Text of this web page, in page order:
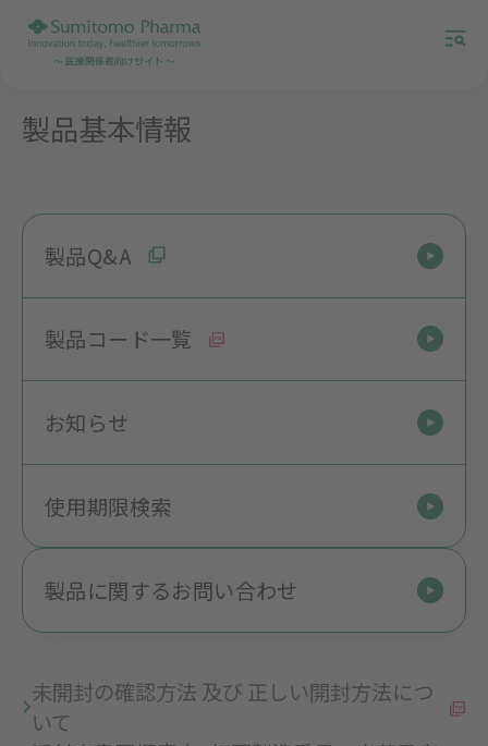
製品基本情報
製品Q&A
製品コード一覧
お知らせ
使用期限検索
製品に関するお問い合わせ
未開封の確認方法 及び 正しい開封方法につ
いて